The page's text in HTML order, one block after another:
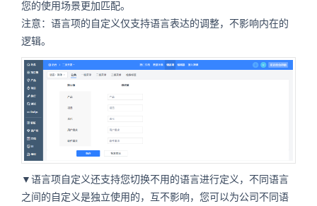
您的使用场景更加匹配。
注意：语言项的自定义仅支持语言表达的调整，不影响内在的
逻辑。
▼语言项自定义还支持您切换不用的语言进行定义，不同语言
之间的自定义是独立使用的，互不影响，您可以为公司不同语